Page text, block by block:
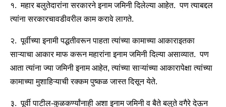
१. महार बलुतेदारांना सरकारने इनाम जमिनी दिलेल्या आहेत. पण त्याबद्दल
त्यांना सरकारचावडीवरील काम करावे लागते.
२. पूर्वीच्या इनामी पद्धतीवरून पाहता त्यांच्या कामाच्या आकाराइतका
साऱ्याचा आकार माफ करून महारांना इनाम जमिनी दिल्या असाव्यात. पण
आता त्यांना ज्या जमिनी इनाम आहेत, त्यांच्या साऱ्यांच्या आकारापेक्षा त्यांच्या
कामाच्या मुशाहिऱ्याची रक्कम पुष्कळ जास्त दिसून येते.
३. पूर्वी पाटील-कुळकर्ण्यांनाही अशा इनाम जमिनी व बैते बलुते वगैरे देऊन